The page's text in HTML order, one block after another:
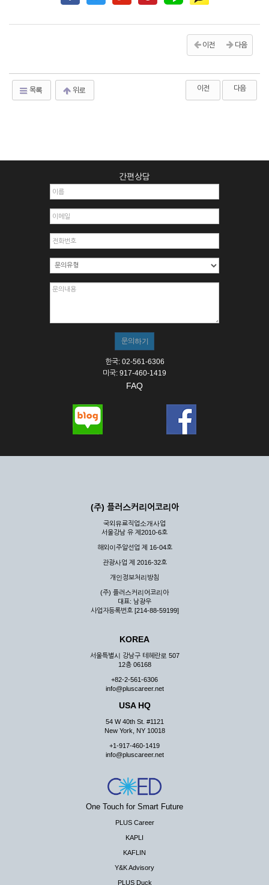
이전 다음
목록 위로 이전 다음
간편상담
한국: 02-561-6306
미국: 917-460-1419
FAQ
(주) 플러스커리어코리아
국외유료직업소개사업
서울강남 유 제2010-6호
해외이주알선업 제 16-04호
관광사업 제 2016-32호
개인정보처리방침
(주) 플러스커리어코리아
대표: 남광우
사업자등록번호 [214-88-59199]
KOREA
서울특별시 강남구 테헤란로 507
12층 06168
+82-2-561-6306
info@pluscareer.net
USA HQ
54 W 40th St. #1121
New York, NY 10018
+1-917-460-1419
info@pluscareer.net
One Touch for Smart Future
PLUS Career
KAPLI
KAFLIN
Y&K Advisory
PLUS Duck